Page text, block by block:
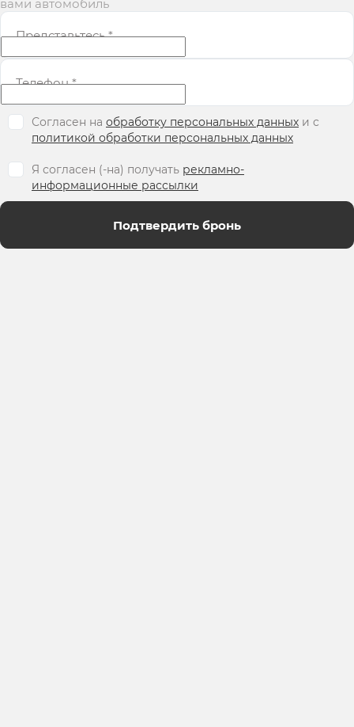
вами автомобиль
Представьтесь*
Телефон*
Согласен на обработку персональных данных и c
политикой обработки персональных данных
Я согласен (-на) получать рекламно-
информационные рассылки
Подтвердить бронь